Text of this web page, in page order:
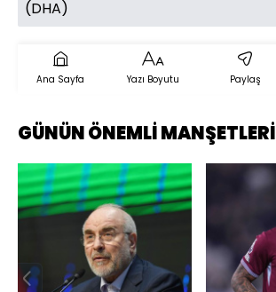
(DHA)
Ana Sayfa Yazı Boyutu Paylaş
GÜNÜN ÖNEMLİ MANŞETLERİ